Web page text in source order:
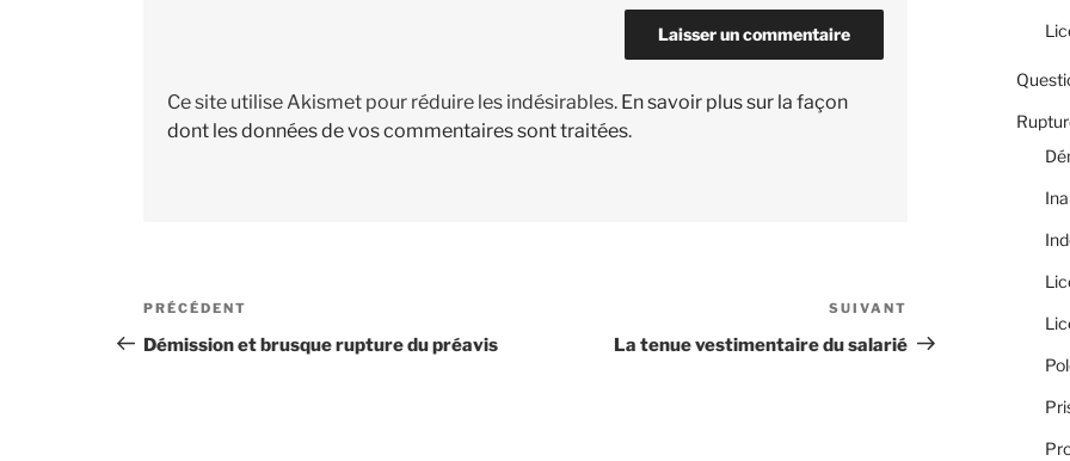
Ce site utilise Akismet pour réduire les indésirables. En savoir plus sur la façon
dont les données de vos commentaires sont traitées.
Navigation
de
Article
précédent
PRÉCÉDENT
Démission et brusque rupture du préavis
suivant
SUIVANT
La tenue vestimentaire du salarié